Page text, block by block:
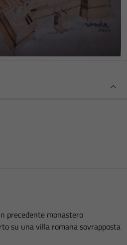
precedente monastero
su una villa romana sovrapposta